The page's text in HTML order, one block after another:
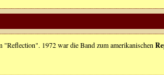
1972 war die Band zum amerikanischen